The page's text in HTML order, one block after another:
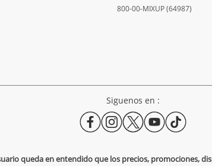
800-00-MIXUP (64987)
Siguenos en :
queda en entendido que los precios, promociones,